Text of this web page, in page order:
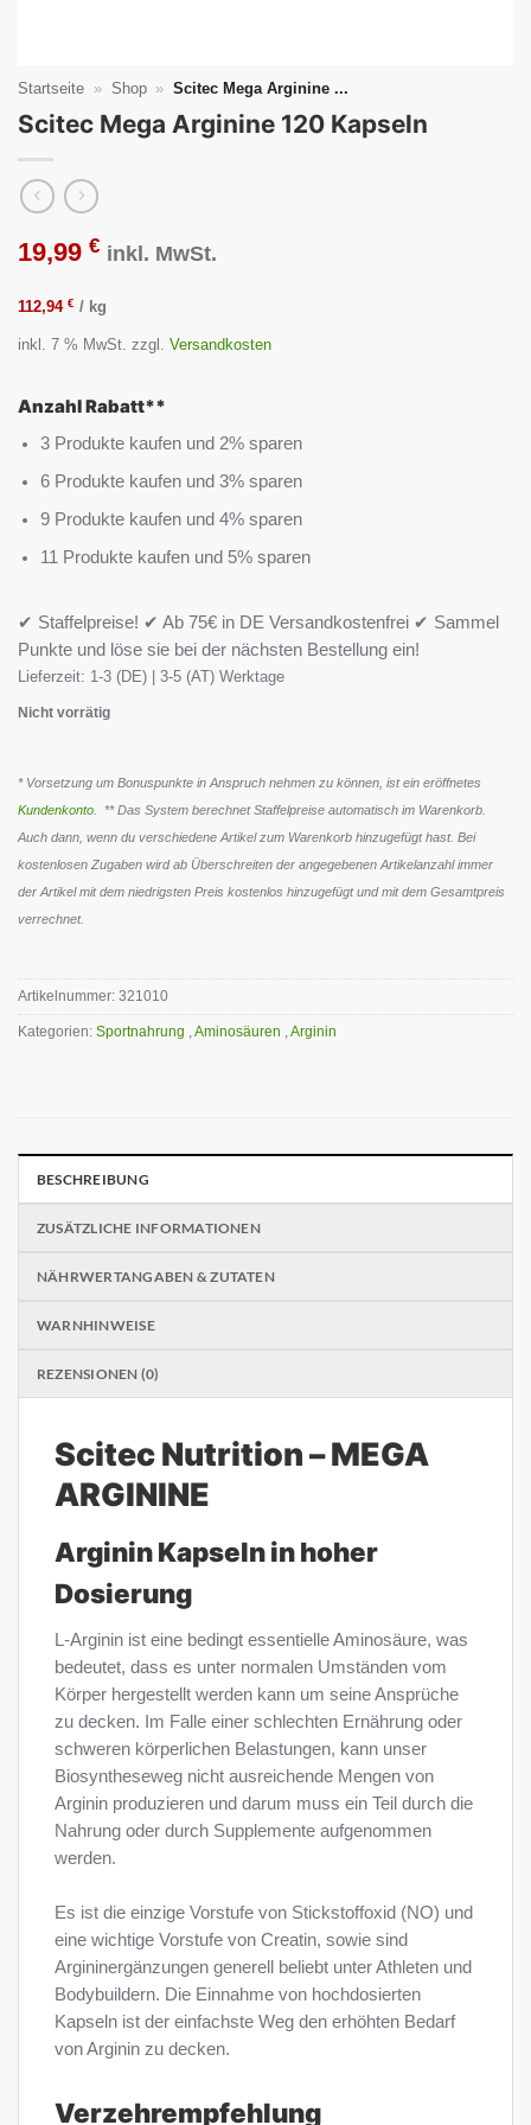
Startseite » Shop » Scitec Mega Arginine ...
Scitec Mega Arginine 120 Kapseln
19,99 € inkl. MwSt.
112,94 € / kg
inkl. 7 % MwSt. zzgl. Versandkosten
Anzahl Rabatt**
3 Produkte kaufen und 2% sparen
6 Produkte kaufen und 3% sparen
9 Produkte kaufen und 4% sparen
11 Produkte kaufen und 5% sparen
✔ Staffelpreise! ✔ Ab 75€ in DE Versandkostenfrei ✔ Sammel
Punkte und löse sie bei der nächsten Bestellung ein!
Lieferzeit: 1-3 (DE) | 3-5 (AT) Werktage
Nicht vorrätig
* Vorsetzung um Bonuspunkte in Anspruch nehmen zu können, ist ein eröffnetes
Kundenkonto . ** Das System berechnet Staffelpreise automatisch im Warenkorb.
Auch dann, wenn du verschiedene Artikel zum Warenkorb hinzugefügt hast. Bei
kostenlosen Zugaben wird ab Überschreiten der angegebenen Artikelanzahl immer
der Artikel mit dem niedrigsten Preis kostenlos hinzugefügt und mit dem Gesamtpreis
verrechnet.
Artikelnummer: 321010
Kategorien: Sportnahrung ,Aminosäuren ,Arginin
BESCHREIBUNG
ZUSÄTZLICHE INFORMATIONEN
NÄHRWERTANGABEN & ZUTATEN
WARNHINWEISE
REZENSIONEN (0)
Scitec Nutrition – MEGA
ARGININE
Arginin Kapseln in hoher
Dosierung
L-Arginin ist eine bedingt essentielle Aminosäure, was
bedeutet, dass es unter normalen Umständen vom
Körper hergestellt werden kann um seine Ansprüche
zu decken. Im Falle einer schlechten Ernährung oder
schweren körperlichen Belastungen, kann unser
Biosyntheseweg nicht ausreichende Mengen von
Arginin produzieren und darum muss ein Teil durch die
Nahrung oder durch Supplemente aufgenommen
werden.
Es ist die einzige Vorstufe von Stickstoffoxid (NO) und
eine wichtige Vorstufe von Creatin, sowie sind
Argininergänzungen generell beliebt unter Athleten und
Bodybuildern. Die Einnahme von hochdosierten
Kapseln ist der einfachste Weg den erhöhten Bedarf
von Arginin zu decken.
Verzehrempfehlung